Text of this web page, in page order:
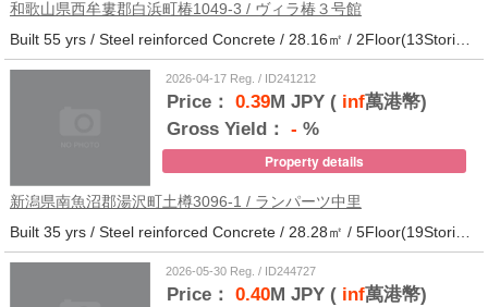
和歌山県西牟婁郡白浜町椿1049-3 / ヴィラ椿３号館
Built 55 yrs / Steel reinforced Concrete / 28.16㎡ / 2Floor(13Stories) / 73Units / Distance from the station.20
2026-04-17 Reg. / ID241212
Price： 0.39M JPY (inf萬港幣)
Gross Yield： - %
Property details
新潟県南魚沼郡湯沢町土樽3096-1 / ランパーツ中里
Built 35 yrs / Steel reinforced Concrete / 28.28㎡ / 5Floor(19Stories) / 309Units / Distance from the station.33
2026-05-30 Reg. / ID244727
Price： 0.40M JPY (inf萬港幣)